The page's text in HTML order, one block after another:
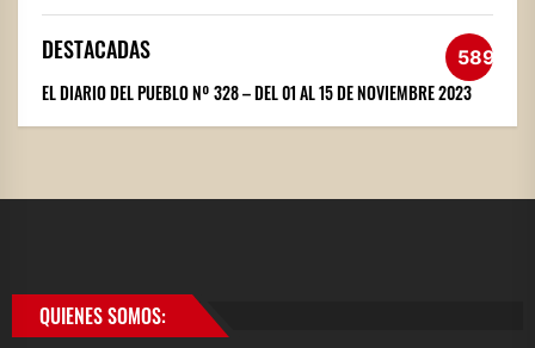
DESTACADAS 589
EL DIARIO DEL PUEBLO Nº 328 – DEL 01 AL 15 DE NOVIEMBRE 2023
QUIENES SOMOS: